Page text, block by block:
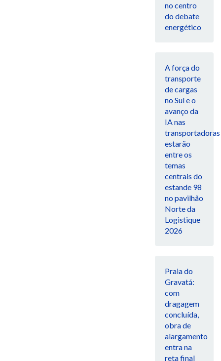
no centro
do debate
energético
A força do
transporte
de cargas
no Sul e o
avanço da
IA nas
transportadoras
estarão
entre os
temas
centrais do
estande 98
no pavilhão
Norte da
Logistique
2026
Praia do
Gravatá:
com
dragagem
concluída,
obra de
alargamento
entra na
reta final